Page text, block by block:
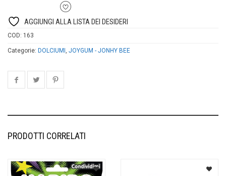
AGGIUNGI ALLA LISTA DEI DESIDERI
COD: 163
Categorie: DOLCIUMI , JOYGUM - JONHY BEE
PRODOTTI CORRELATI